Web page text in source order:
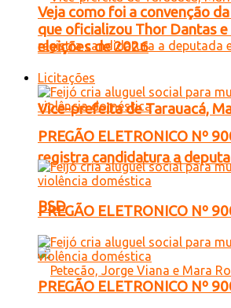
Vice-prefeita de Tarauacá,
registra candidatura a
PSD
Veja como foi a convenção
que oficializou Thor Dantas e
eleições de 2026
Licitações
PREGÃO ELETRONICO Nº
PREGÃO ELETRONICO Nº
PREGÃO ELETRONICO Nº